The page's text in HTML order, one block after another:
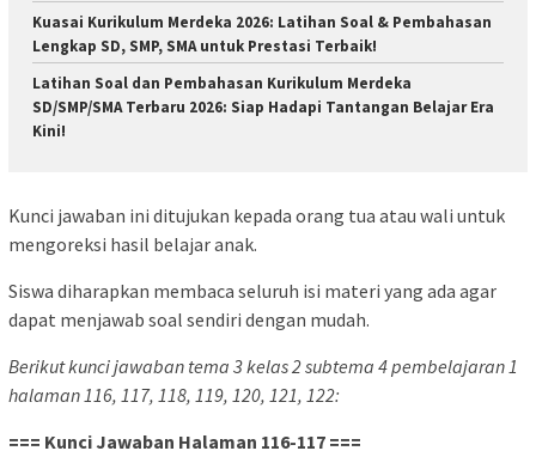
Kuasai Kurikulum Merdeka 2026: Latihan Soal & Pembahasan
Lengkap SD, SMP, SMA untuk Prestasi Terbaik!
Latihan Soal dan Pembahasan Kurikulum Merdeka
SD/SMP/SMA Terbaru 2026: Siap Hadapi Tantangan Belajar Era
Kini!
Kunci jawaban ini ditujukan kepada orang tua atau wali untuk
mengoreksi hasil belajar anak.
Siswa diharapkan membaca seluruh isi materi yang ada agar
dapat menjawab soal sendiri dengan mudah.
Berikut kunci jawaban tema 3 kelas 2 subtema 4 pembelajaran 1
halaman 116, 117, 118, 119, 120, 121, 122:
=== Kunci Jawaban Halaman 116-117 ===